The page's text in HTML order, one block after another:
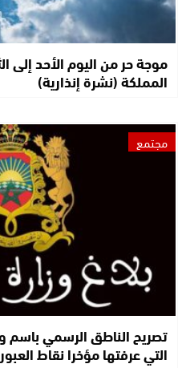
موجة حر من اليوم الأحد إلى
المملكة (نشرة إنذارية)
مجتمع
تصريح الناطق الرسمي باسم
التي عرفتها مؤخرا نقاط